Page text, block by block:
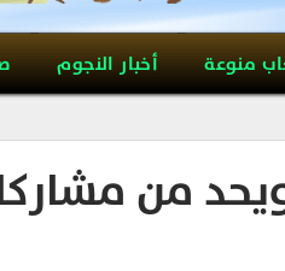
منوعة أخبار النجوم
من